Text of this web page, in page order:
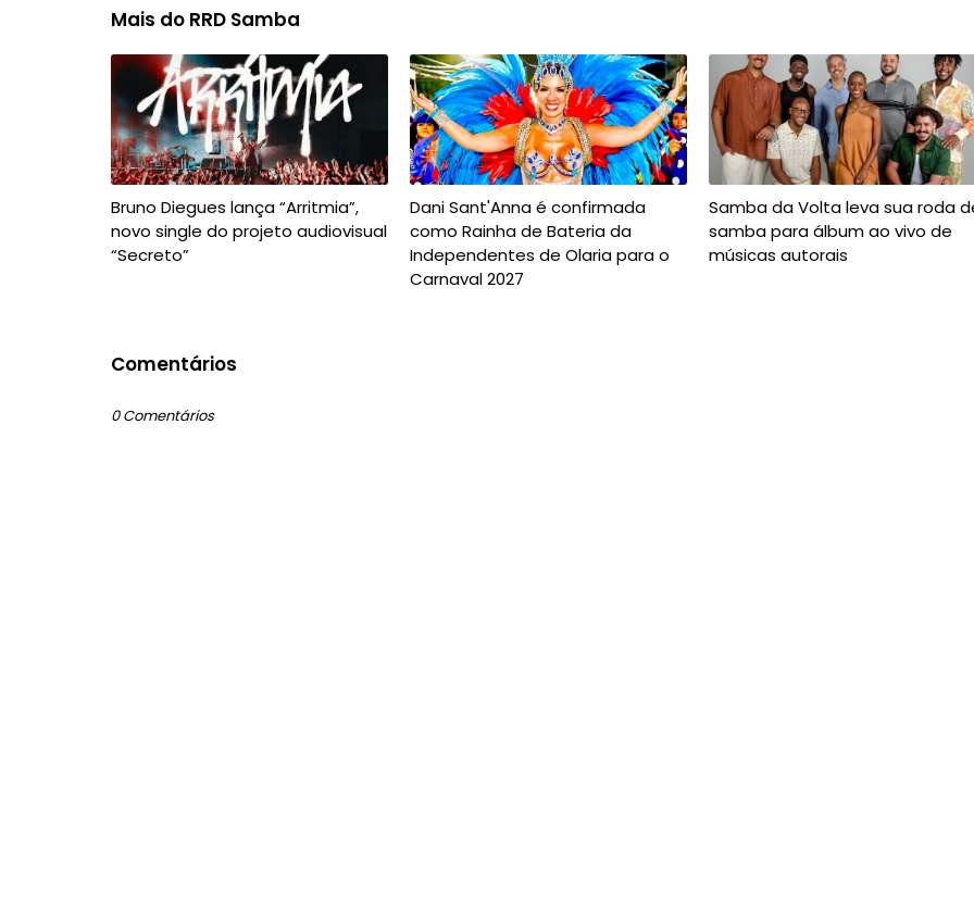
Mais do RRD Samba
Bruno Diegues lança “Arritmia”,
novo single do projeto audiovisual
“Secreto”
Dani Sant'Anna é confirmada
como Rainha de Bateria da
Independentes de Olaria para o
Carnaval 2027
Samba da Volta leva sua roda
samba para álbum ao vivo de
músicas autorais
Comentários
0 Comentários